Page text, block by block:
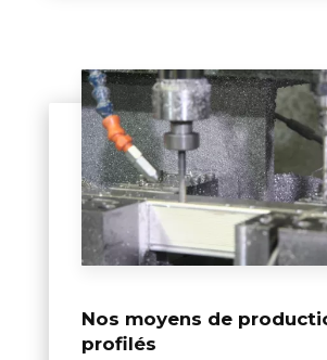
Nos moyens de
profilés